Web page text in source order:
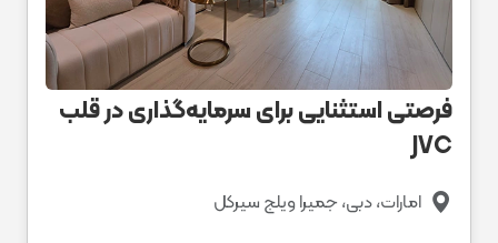
فرصتی استثنایی برای سرمایه‌گذاری در قلب
JVC
امارات، دبی، جمیرا ویلج سیرکل